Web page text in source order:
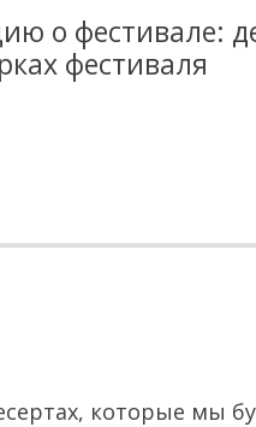
о фестивале:
фестиваля
которые мы